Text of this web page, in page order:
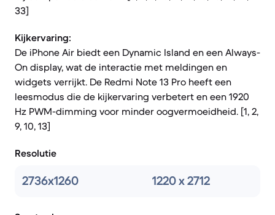
33]
Kijkervaring:
De iPhone Air biedt een Dynamic Island en een Always-
On display, wat de interactie met meldingen en
widgets verrijkt. De Redmi Note 13 Pro heeft een
leesmodus die de kijkervaring verbetert en een 1920
Hz PWM-dimming voor minder oogvermoeidheid. [1, 2,
9, 10, 13]
Resolutie
2736x1260 1220 x 2712